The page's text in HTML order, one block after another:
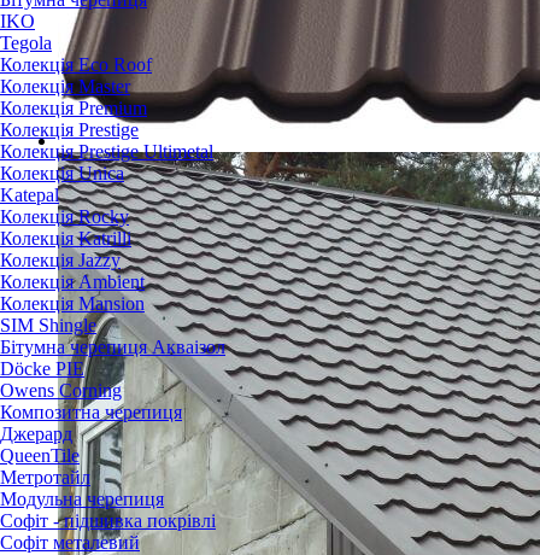
IKO
Tegola
Колекція Eco Roof
Колекція Master
Колекція Premium
Колекція Prestige
Колекція Prestige Ultimetal
Колекція Unica
Katepal
Колекція Rocky
Колекція Katrilli
Колекція Jazzy
Колекція Ambient
Колекція Mansion
SIM Shingle
Бітумна черепиця Акваізол
Döcke PIE
Owens Corning
Композитна черепиця
Джерард
QueenTile
Метротайл
Модульна черепиця
Софіт - підшивка покрівлі
Софіт металевий